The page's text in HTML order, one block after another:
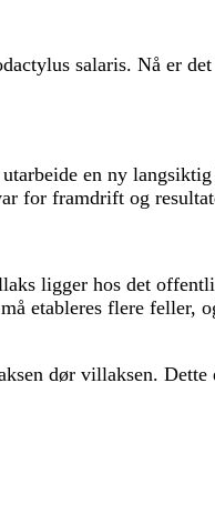
salaris. Nå er
en ny
for framdrift og
ligger hos det
etableres flere feller,
dør villaksen. Dette